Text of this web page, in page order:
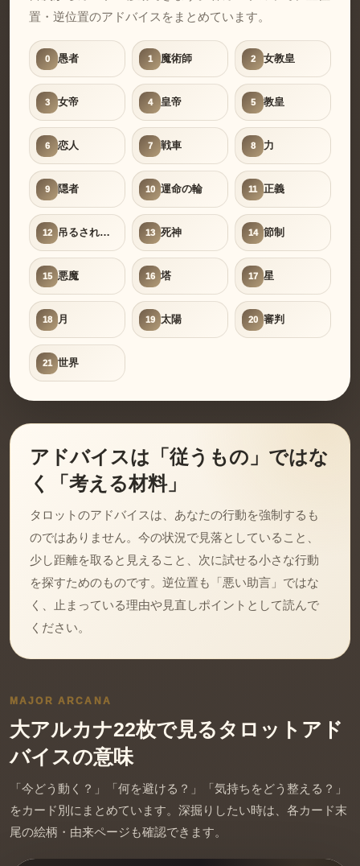
置・逆位置のアドバイスをまとめています。
0 愚者 1 魔術師 2 女教皇
3 女帝 4 皇帝 5 教皇
6 恋人 7 戦車 8 力
9 隠者 10 運命の輪 11 正義
12 吊るされた男 13 死神 14 節制
15 悪魔 16 塔 17 星
18 月 19 太陽 20 審判
21 世界
アドバイスは「従うもの」ではな
く「考える材料」
タロットのアドバイスは、あなたの行動を強制するも
のではありません。今の状況で見落としていること、
少し距離を取ると見えること、次に試せる小さな行動
を探すためのものです。逆位置も「悪い助言」ではな
く、止まっている理由や見直しポイントとして読んで
ください。
MAJOR ARCANA
大アルカナ22枚で見るタロットアド
バイスの意味
「今どう動く？」「何を避ける？」「気持ちをどう整える？」
をカード別にまとめています。深掘りしたい時は、各カード末
尾の絵柄・由来ページも確認できます。